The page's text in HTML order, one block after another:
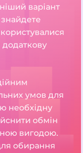
варіант
умов для
необхідну
обмін
вигодою.
обирання